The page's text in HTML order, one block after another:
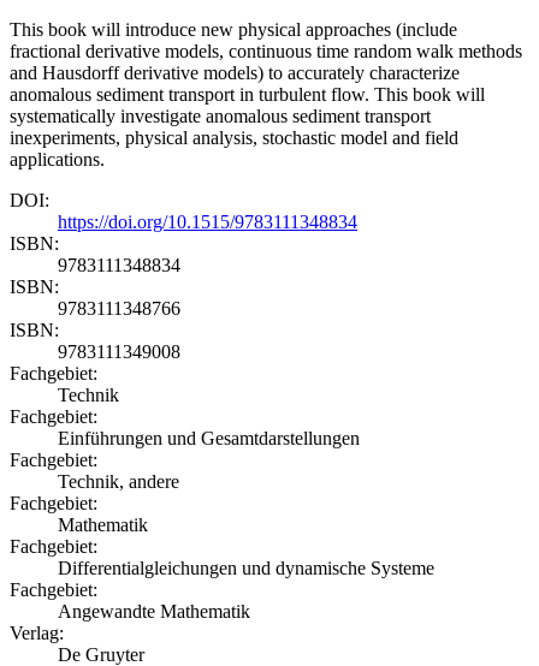
This book will introduce new physical approaches (include
fractional derivative models, continuous time random walk methods
and Hausdorff derivative models) to accurately characterize
anomalous sediment transport in turbulent flow. This book will
systematically investigate anomalous sediment transport
inexperiments, physical analysis, stochastic model and field
applications.
DOI:
https://doi.org/10.1515/9783111348834
ISBN:
9783111348834
ISBN:
9783111348766
ISBN:
9783111349008
Fachgebiet:
Technik
Fachgebiet:
Einführungen und Gesamtdarstellungen
Fachgebiet:
Technik, andere
Fachgebiet:
Mathematik
Fachgebiet:
Differentialgleichungen und dynamische Systeme
Fachgebiet:
Angewandte Mathematik
Verlag:
De Gruyter